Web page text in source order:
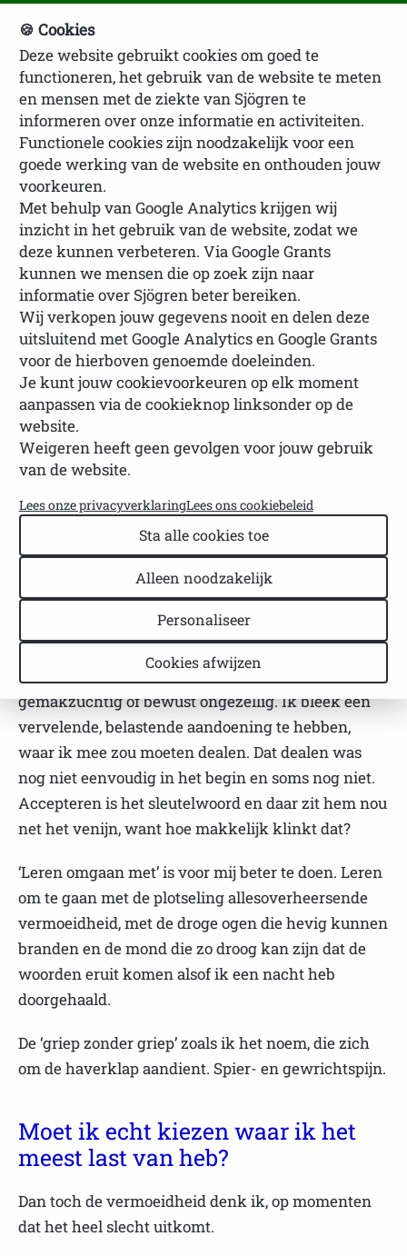
NVSP Ledenlogin
U bevindt zich hier: Homepage
Lotgenoten
Ervaringsverhalen lotgenoten
Ervaringsverhaal
Pia
Ervaringsverhaal Pia
NVSP
Leestijd: 1 minuut
Laatst bijgewerkt: 27 januari 2025
Na zo’n 20 jaar klachten die niet verklaard konden
worden ben ik in 2014 zelf met een ‘diagnose’ naar
de huisarts gestapt. Ik had onderzoek verricht en
het verhaal werd voor mij duidelijk. Eenmaal bij de
internist was de diagnose snel helder.
En toen kwam de klap? Nee, de opluchting. Ik was
niet zwak, ik was niet lui, ik was niet
gemakzuchtig of bewust ongezellig. Ik bleek een
vervelende, belastende aandoening te hebben,
waar ik mee zou moeten dealen. Dat dealen was
nog niet eenvoudig in het begin en soms nog niet.
Accepteren is het sleutelwoord en daar zit hem nou
net het venijn, want hoe makkelijk klinkt dat?
‘Leren omgaan met’ is voor mij beter te doen. Leren
om te gaan met de plotseling allesoverheersende
vermoeidheid, met de droge ogen die hevig kunnen
branden en de mond die zo droog kan zijn dat de
woorden eruit komen alsof ik een nacht heb
doorgehaald.
De ‘griep zonder griep’ zoals ik het noem, die zich
om de haverklap aandient. Spier- en gewrichtspijn.
Moet ik echt kiezen waar ik het
meest last van heb?
Dan toch de vermoeidheid denk ik, op momenten
dat het heel slecht uitkomt.
🍪 Cookies
Deze website gebruikt cookies om goed te
functioneren, het gebruik van de website te meten
en mensen met de ziekte van Sjögren te
informeren over onze informatie en activiteiten.
Functionele cookies zijn noodzakelijk voor een
goede werking van de website en onthouden jouw
voorkeuren.
Met behulp van Google Analytics krijgen wij
inzicht in het gebruik van de website, zodat we
deze kunnen verbeteren. Via Google Grants
kunnen we mensen die op zoek zijn naar
informatie over Sjögren beter bereiken.
Wij verkopen jouw gegevens nooit en delen deze
uitsluitend met Google Analytics en Google Grants
voor de hierboven genoemde doeleinden.
Je kunt jouw cookievoorkeuren op elk moment
aanpassen via de cookieknop linksonder op de
website.
Weigeren heeft geen gevolgen voor jouw gebruik
van de website.
Lees onze privacyverklaringLees ons cookiebeleid
Sta alle cookies toe
Alleen noodzakelijk
Personaliseer
Cookies afwijzen